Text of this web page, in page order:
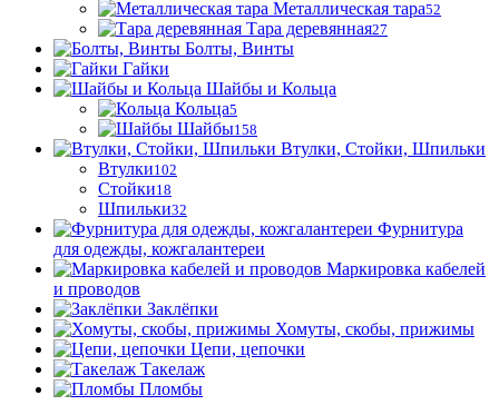
Металлическая тара52
Тара деревянная27
Болты, Винты
Гайки
Шайбы и Кольца
Кольца5
Шайбы158
Втулки, Стойки, Шпильки
Втулки102
Стойки18
Шпильки32
Фурнитура
для одежды, кожгалантереи
Маркировка кабелей
и проводов
Заклёпки
Хомуты, скобы, прижимы
Цепи, цепочки
Такелаж
Пломбы